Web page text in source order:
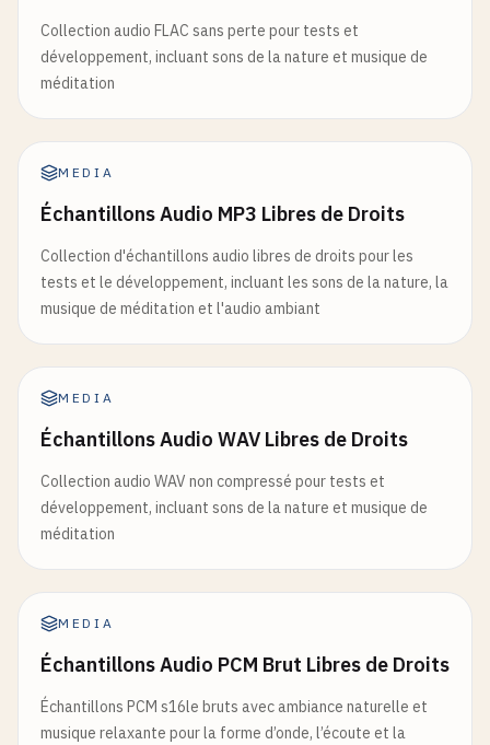
Collection audio FLAC sans perte pour tests et
développement, incluant sons de la nature et musique de
méditation
MEDIA
Échantillons Audio MP3 Libres de Droits
Collection d'échantillons audio libres de droits pour les
tests et le développement, incluant les sons de la nature, la
musique de méditation et l'audio ambiant
MEDIA
Échantillons Audio WAV Libres de Droits
Collection audio WAV non compressé pour tests et
développement, incluant sons de la nature et musique de
méditation
MEDIA
Échantillons Audio PCM Brut Libres de Droits
Échantillons PCM s16le bruts avec ambiance naturelle et
musique relaxante pour la forme d’onde, l’écoute et la